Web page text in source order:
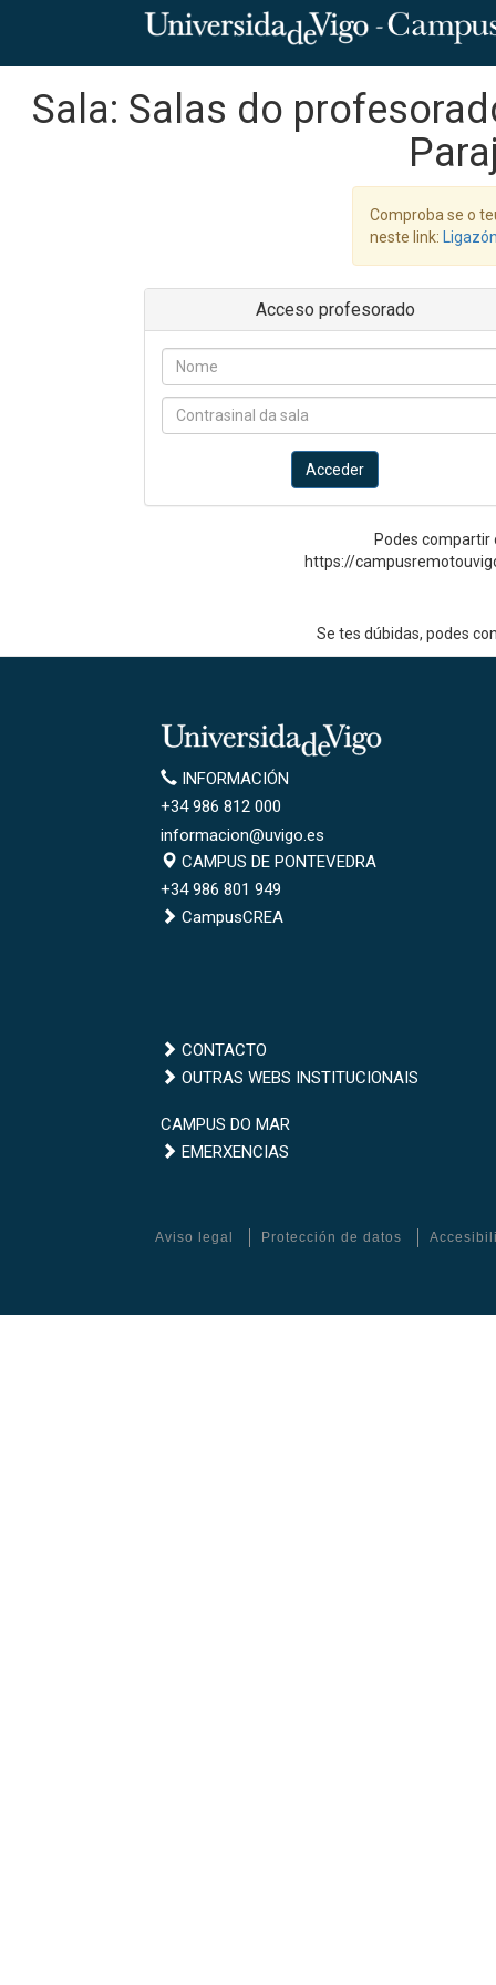
Sala: Salas do
Comproba se o
neste link:
Acceso profesorado
Acceder
Podes compartir
https://
Se tes dúbidas, podes
Universidade
de
Vigo
Información
INFORMACIÓN
+34 986 812 000
informacion@uvigo.es
Campus
de
Pontevedra
CAMPUS DE PONTEVEDRA
+34 986 801 949
CampusCREA
CONTACTO
Outras
institucionais
OUTRAS WEBS INSTITUCIONAIS
Campus
do
CAMPUS DO MAR
Emerxencias
EMERXENCIAS
Aviso legal Protección de datos